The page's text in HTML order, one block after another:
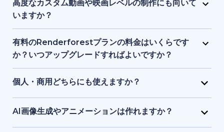
ランドアイデンティティやプロジェクトに合わせた調
高度なカスタム動画や映画レベルの制作にも向いて
いますか？
Renderforest は、構造化されたセミカスタム動画に
最適で、フルスケールのシネマティック制作向けでは
ありません。プロ品質の制作を簡素化しますが、ハイ
ダクションツールの完全な代替とはなりません。
有料のRenderforestプランの料金はいくらです
か？いつアップグレードすればよいですか？
有料プランは手頃な月額料金から利用でき、料金は動
画の長さ、書き出し品質、ストレージ容量で変動しま
テンプレート利用や制作自由度が必要な場合にアップ
グレードが適しています。
個人・商用どちらにも使えますか？
はい。個人プロジェクト、クライアント案件、ビジネ
ス用途の動画やビジュアル、ウェブサイト制作に利用
AI画像生成やアニメーションは作れますか？
はい。AI画像ジェネレーターで、テキストの指示や参